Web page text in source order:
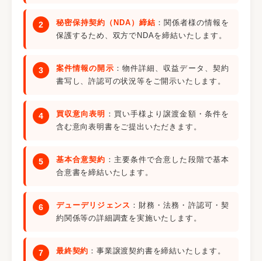
秘密保持契約（NDA）締結 ：関係者様の情報を
保護するため、双方でNDAを締結いたします。
案件情報の開示 ：物件詳細、収益データ、契約
書写し、許認可の状況等をご開示いたします。
買収意向表明 ：買い手様より譲渡金額・条件を
含む意向表明書をご提出いただきます。
基本合意契約 ：主要条件で合意した段階で基本
合意書を締結いたします。
デューデリジェンス ：財務・法務・許認可・契
約関係等の詳細調査を実施いたします。
最終契約 ：事業譲渡契約書を締結いたします。